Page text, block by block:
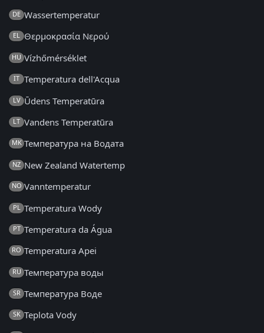
DE Wassertemperatur
EL Θερμοκρασία Νερού
HU Vízhőmérséklet
IT Temperatura dell'Acqua
LV Ūdens Temperatūra
LT Vandens Temperatūra
MK Температура на Водата
NZ New Zealand Watertemp
NO Vanntemperatur
PL Temperatura Wody
PT Temperatura da Água
RO Temperatura Apei
RU Температура воды
SR Температура Воде
SK Teplota Vody